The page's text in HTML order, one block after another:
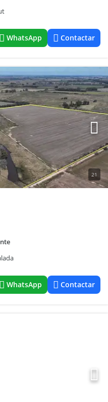
WhatsApp Contactar
21
WhatsApp Contactar